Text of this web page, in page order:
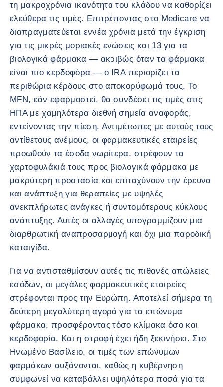
τη μακροχρόνια ικανότητα του κλάδου να καθορίζει
ελεύθερα τις τιμές. Επιτρέποντας στο Medicare να
διαπραγματεύεται εννέα χρόνια μετά την έγκριση
για τις μικρές μοριακές ενώσεις και 13 για τα
βιολογικά φάρμακα — ακριβώς όταν τα φάρμακα
είναι πιο κερδοφόρα — ο IRA περιορίζει τα
περιθώρια κέρδους στο αποκορύφωμά τους. Το
MFN, εάν εφαρμοστεί, θα συνδέσει τις τιμές στις
ΗΠΑ με χαμηλότερα διεθνή σημεία αναφοράς,
εντείνοντας την πίεση. Αντιμέτωπες με αυτούς τους
αντίθετους ανέμους, οι φαρμακευτικές εταιρείες
προωθούν τα έσοδα νωρίτερα, στρέφουν τα
χαρτοφυλάκιά τους προς βιολογικά φάρμακα με
μακρύτερη προστασία και επιταχύνουν την έρευνα
και ανάπτυξη για θεραπείες με υψηλές
ανεκπλήρωτες ανάγκες ή συντομότερους κύκλους
ανάπτυξης. Αυτές οι αλλαγές υπογραμμίζουν μια
διαρθρωτική αναπροσαρμογή και όχι μια παροδική
καταιγίδα.
Για να αντισταθμίσουν αυτές τις πιθανές απώλειες
εσόδων, οι μεγάλες φαρμακευτικές εταιρείες
στρέφονται προς την Ευρώπη. Αποτελεί σήμερα τη
δεύτερη μεγαλύτερη αγορά για τα επώνυμα
φάρμακα, προσφέροντας τόσο κλίμακα όσο και
κερδοφορία. Και η στροφή έχει ήδη ξεκινήσει. Στο
Ηνωμένο Βασίλειο, οι τιμές των επώνυμων
φαρμάκων αυξάνονται, καθώς η κυβέρνηση
συμφωνεί να καταβάλλει υψηλότερα ποσά για τα